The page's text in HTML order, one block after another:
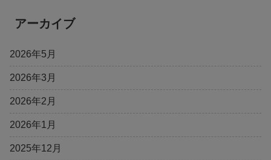
アーカイブ
2026年5月
2026年3月
2026年2月
2026年1月
2025年12月